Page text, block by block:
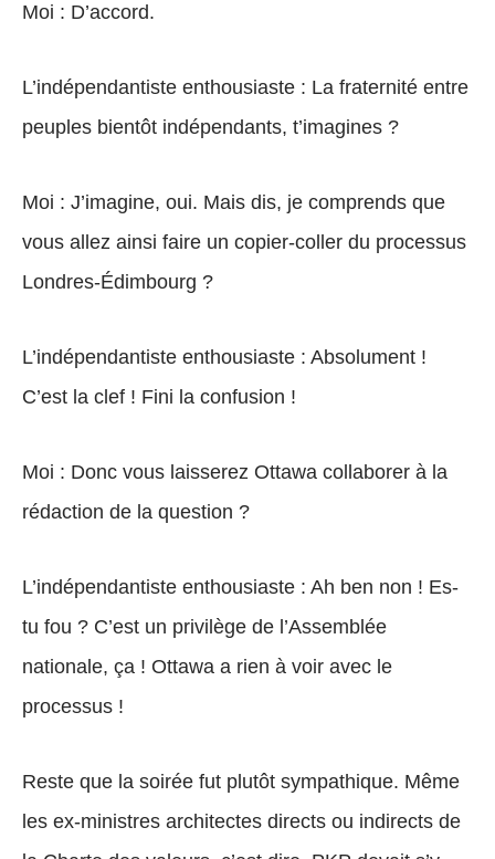
Moi : D’accord.
L’indépendantiste enthousiaste : La fraternité entre
peuples bientôt indépendants, t’imagines ?
Moi : J’imagine, oui. Mais dis, je comprends que
vous allez ainsi faire un copier-coller du processus
Londres-Édimbourg ?
L’indépendantiste enthousiaste : Absolument !
C’est la clef ! Fini la confusion !
Moi : Donc vous laisserez Ottawa collaborer à la
rédaction de la question ?
L’indépendantiste enthousiaste : Ah ben non ! Es-
tu fou ? C’est un privilège de l’Assemblée
nationale, ça ! Ottawa a rien à voir avec le
processus !
Reste que la soirée fut plutôt sympathique. Même
les ex-ministres architectes directs ou indirects de